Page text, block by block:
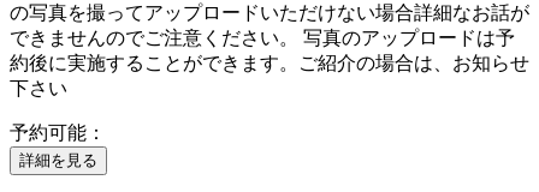
の写真を撮ってアップロードいただけない場合詳細なお話が
できませんのでご注意ください。 写真のアップロードは予
約後に実施することができます。ご紹介の場合は、お知らせ
下さい
予約可能：
詳細を見る